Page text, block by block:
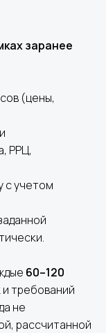
заранее
(цены,
РРЦ,
с учетом
60–120
требований
не
рассчитанной